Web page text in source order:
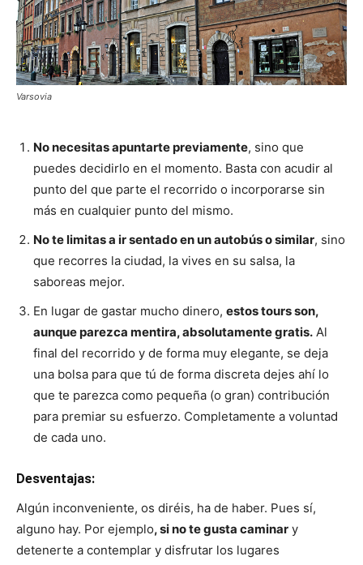
Varsovia
No necesitas apuntarte previamente, sino que
puedes decidirlo en el momento. Basta con acudir al
punto del que parte el recorrido o incorporarse sin
más en cualquier punto del mismo.
No te limitas a ir sentado en un autobús o similar, sino
que recorres la ciudad, la vives en su salsa, la
saboreas mejor.
En lugar de gastar mucho dinero, estos tours son,
aunque parezca mentira, absolutamente gratis. Al
final del recorrido y de forma muy elegante, se deja
una bolsa para que tú de forma discreta dejes ahí lo
que te parezca como pequeña (o gran) contribución
para premiar su esfuerzo. Completamente a voluntad
de cada uno.
Desventajas:
Algún inconveniente, os diréis, ha de haber. Pues sí,
alguno hay. Por ejemplo, si no te gusta caminar y
detenerte a contemplar y disfrutar los lugares